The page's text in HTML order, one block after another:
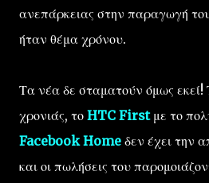
ανεπάρκειας στην παραγωγή
ήταν θέμα χρόνου.
Τα νέα δε σταματούν όμως εκεί!
χρονιάς, το HTC Firstμε το
Facebook Home δεν έχει την
και οι πωλήσεις του